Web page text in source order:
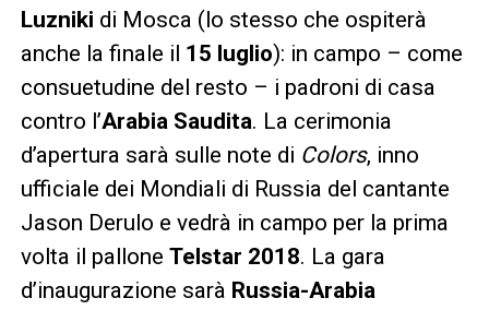
Luzniki di Mosca (lo stesso che ospiterà
anche la finale il 15 luglio): in campo – come
consuetudine del resto – i padroni di casa
contro l’Arabia Saudita. La cerimonia
d’apertura sarà sulle note di Colors, inno
ufficiale dei Mondiali di Russia del cantante
Jason Derulo e vedrà in campo per la prima
volta il pallone Telstar 2018. La gara
d’inaugurazione sarà Russia-Arabia